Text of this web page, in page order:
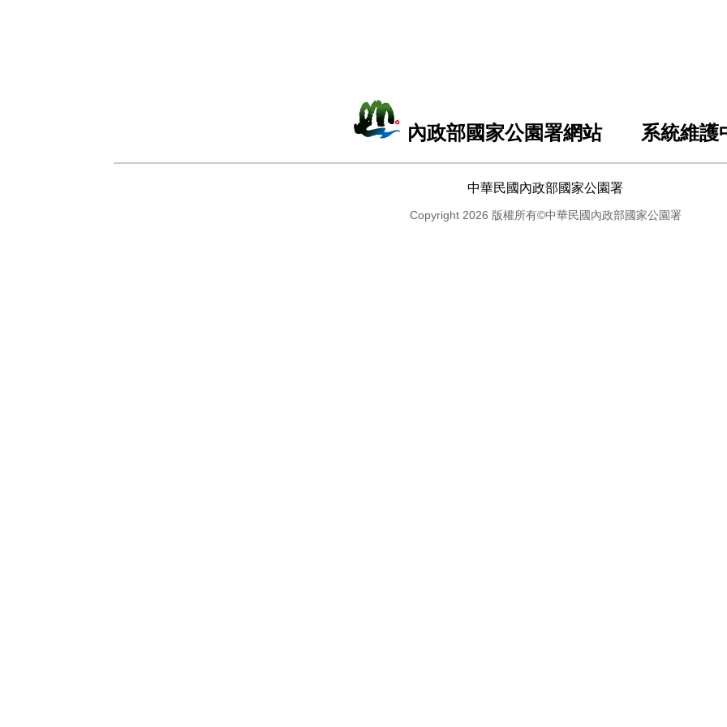
內政部國家公園署網站 系統維護
中華民國內政部國家公園署
Copyright 2026 版權所有©中華民國內政部國家公園署